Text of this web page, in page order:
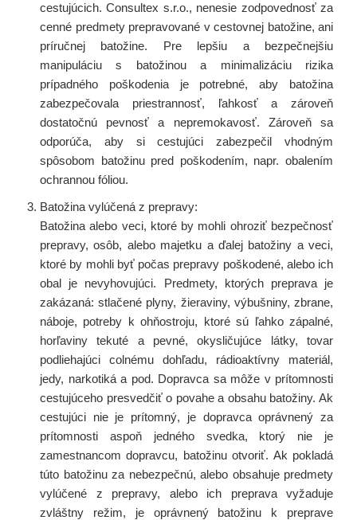
cestujúcich. Consultex s.r.o., nenesie zodpovednosť za
cenné predmety prepravované v cestovnej batožine, ani
príručnej batožine. Pre lepšiu a bezpečnejšiu
manipuláciu s batožinou a minimalizáciu rizika
prípadného poškodenia je potrebné, aby batožina
zabezpečovala priestrannosť, ľahkosť a zároveň
dostatočnú pevnosť a nepremokavosť. Zároveň sa
odporúča, aby si cestujúci zabezpečil vhodným
spôsobom batožinu pred poškodením, napr. obalením
ochrannou fóliou.
Batožina vylúčená z prepravy:
Batožina alebo veci, ktoré by mohli ohroziť bezpečnosť
prepravy, osôb, alebo majetku a ďalej batožiny a veci,
ktoré by mohli byť počas prepravy poškodené, alebo ich
obal je nevyhovujúci. Predmety, ktorých preprava je
zakázaná: stlačené plyny, žieraviny, výbušniny, zbrane,
náboje, potreby k ohňostroju, ktoré sú ľahko zápalné,
horľaviny tekuté a pevné, okysličujúce látky, tovar
podliehajúci colnému dohľadu, rádioaktívny materiál,
jedy, narkotiká a pod. Dopravca sa môže v prítomnosti
cestujúceho presvedčiť o povahe a obsahu batožiny. Ak
cestujúci nie je prítomný, je dopravca oprávnený za
prítomnosti aspoň jedného svedka, ktorý nie je
zamestnancom dopravcu, batožinu otvoriť. Ak pokladá
túto batožinu za nebezpečnú, alebo obsahuje predmety
vylúčené z prepravy, alebo ich preprava vyžaduje
zvláštny režim, je oprávnený batožinu k preprave